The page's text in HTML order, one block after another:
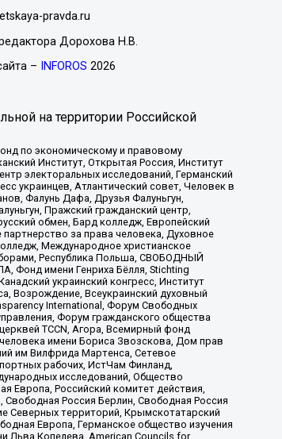
pravda.ru
Дорохова Н.В.
–
INFOROS 2026
на территории Российской
по экономическому и правовому
Институт, Открытая Россия, Институт
электоральных исследований, Германский
украинцев, Атлантический совет, Человек в
Фалунь Дафа, Друзья Фалуньгун,
Пражский гражданский центр,
обмен, Бард колледж, Европейский
за права человека, Духовное
Международное христианское
Республика Польша, СВОБОДНЫЙ
Фонд имени Генриха Бёлля, Stichting
украинский конгресс, Институт
Возрождение, Всеукраинский духовный
International, Форум Свободных
Форум гражданского общества
TCCN, Агора, Всемирный фонд
имени Бориса Звозскова, Дом прав
им Вилфрида Мартенса, Сетевое
рабочих, ИстЧам Финланд,
исследований, Общество
Европа, Российский комитет действия,
Россия Берлин, Свободная Россия
Северных территорий, Крымскотатарский
Европа, Германское общество изучения
Льва Копелева, American Councils for